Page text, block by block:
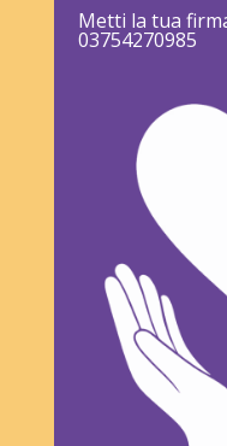
Metti la tua
03754270985